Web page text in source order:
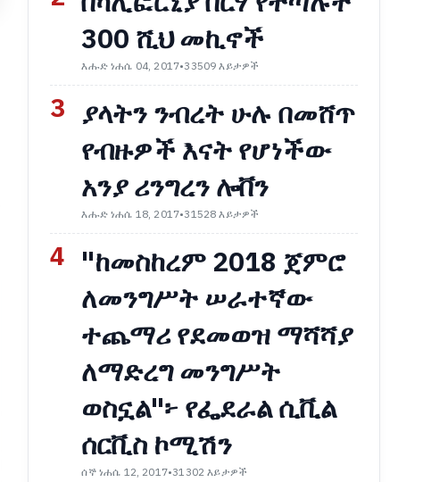
300 ሺህ መኪኖች
እሑድ ነሐሴ 04, 2017•33509 እይታዎች
3 ያላትን ንብረት ሁሉ በመሸጥ
የብዙዎች እናት የሆነችው
አንያ ሪንግረን ሎቨን
እሑድ ነሐሴ 18, 2017•31528 እይታዎች
4 "ከመስከረም 2018 ጀምሮ
ለመንግሥት ሠራተኛው
ተጨማሪ የደመወዝ ማሻሻያ
ለማድረግ መንግሥት
ወስኗል"፦ የፌደራል ሲቪል
ሰርቪስ ኮሚሽን
ሰኞ ነሐሴ 12, 2017•31302 እይታዎች